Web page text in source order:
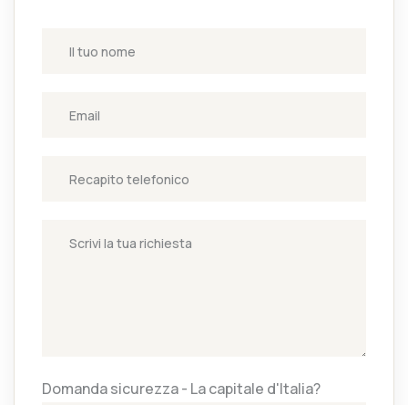
Domanda sicurezza - La capitale d'Italia?